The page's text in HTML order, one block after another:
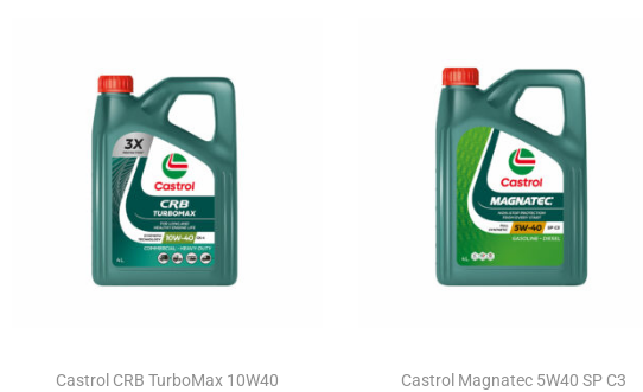
Castrol CRB TurboMax 10W40
Castrol Magnatec 5W40 SP C3